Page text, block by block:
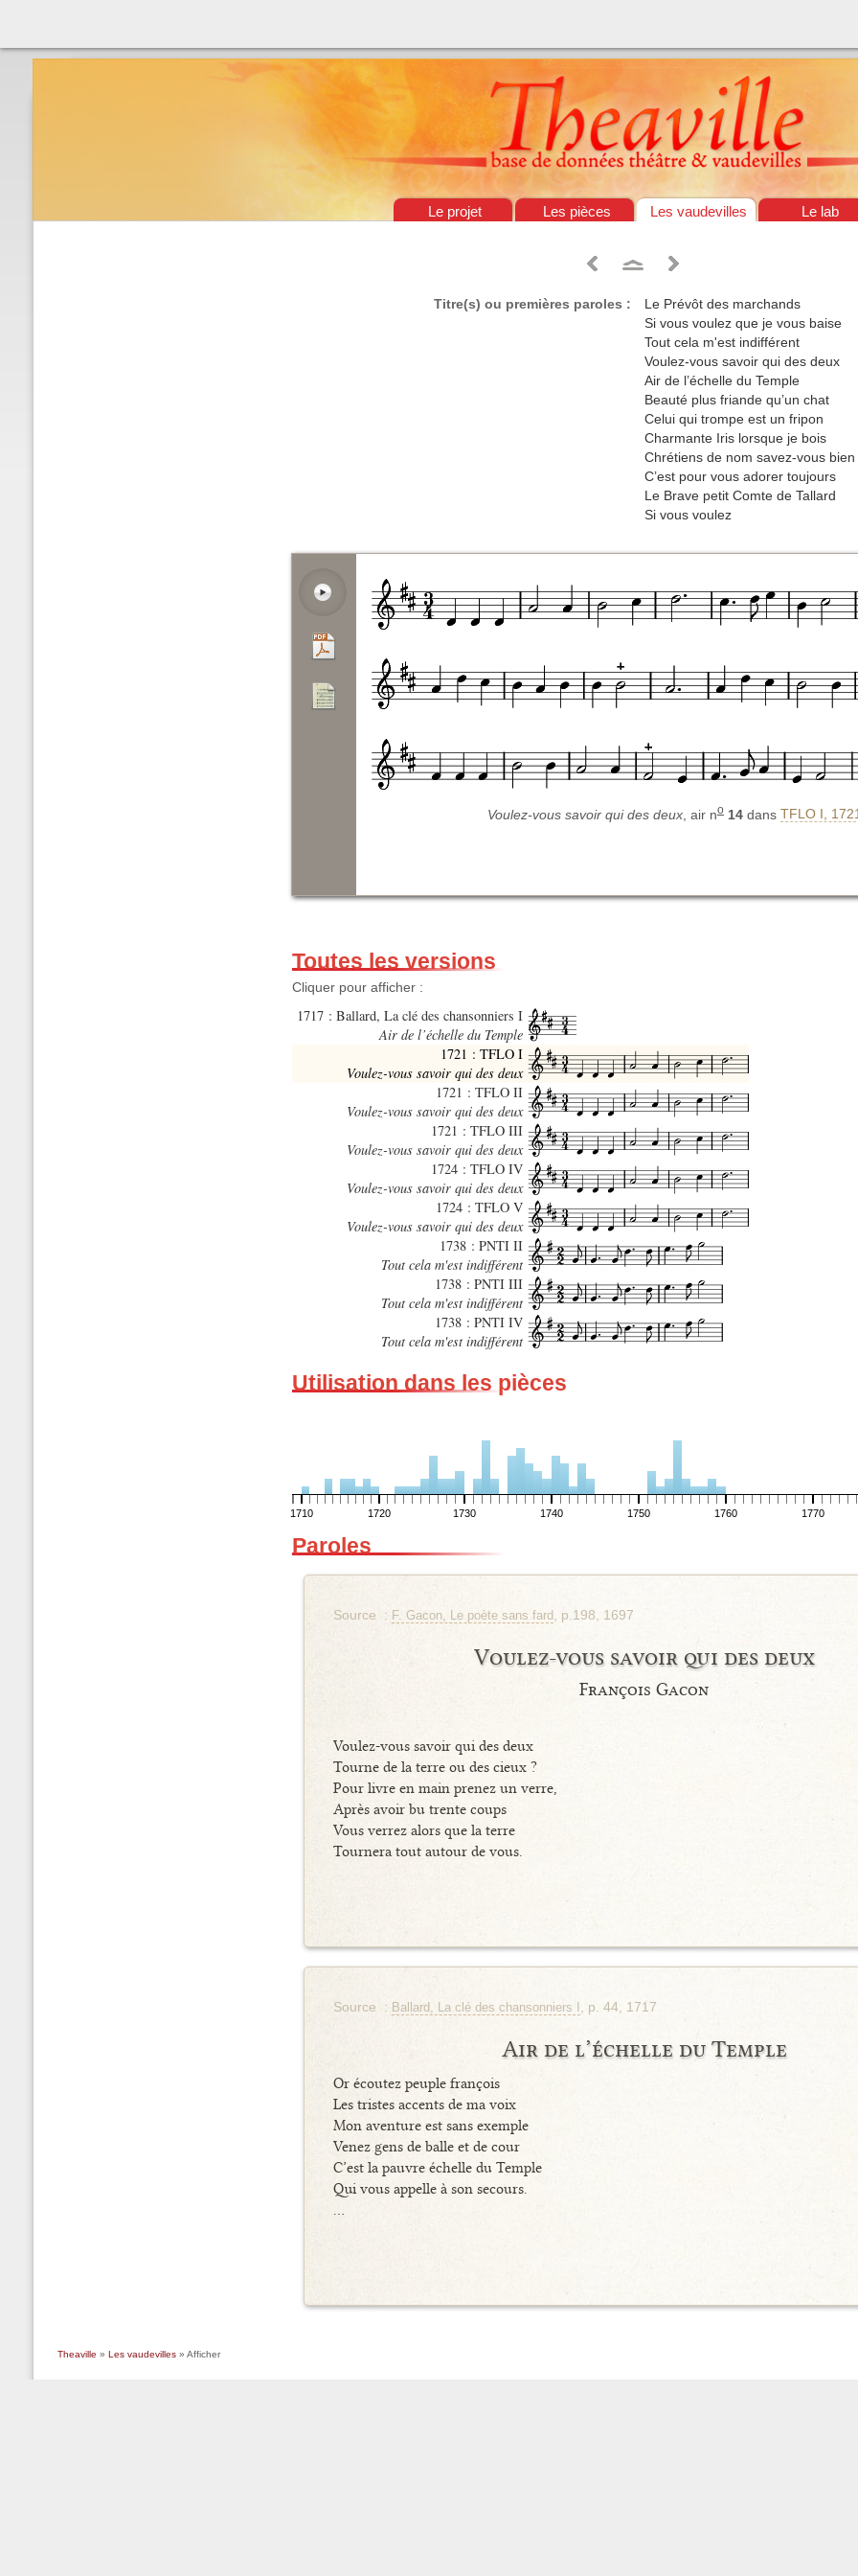
Théâtre & vaudevilles
Le projet Les pièces Les vaudevilles Le lab
Titre(s) ou premières paroles :
Le Prévôt des marchands
Si vous voulez que je vous baise
Tout cela m'est indifférent
Voulez-vous savoir qui des deux
Air de l’échelle du Temple
Beauté plus friande qu’un chat
Celui qui trompe est un fripon
Charmante Iris lorsque je bois
Chrétiens de nom savez-vous bien
C’est pour vous adorer toujours
Le Brave petit Comte de Tallard
Si vous voulez
Voulez-vous savoir qui des deux, air no 14dans TFLO I,
Toutes les versions
Cliquer pour afficher :
1717 : Ballard, La clé des chansonniers I
Air de l’échelle du Temple
1721 : TFLO I
Voulez-vous savoir qui des deux
1721 : TFLO II
Voulez-vous savoir qui des deux
1721 : TFLO III
Voulez-vous savoir qui des deux
1724 : TFLO IV
Voulez-vous savoir qui des deux
1724 : TFLO V
Voulez-vous savoir qui des deux
1738 : PNTI II
Tout cela m'est indifférent
1738 : PNTI III
Tout cela m'est indifférent
1738 : PNTI IV
Tout cela m'est indifférent
Utilisation dans les pièces
1710 1720 1730 1740 1750 1760 1770
Paroles
Source : F. Gacon, Le poète sans fard, p.198, 1697
Voulez-vous savoir qui des deux
François Gacon
Voulez-vous savoir qui des deux
Tourne de la terre ou des cieux ?
Pour livre en main prenez un verre,
Après avoir bu trente coups
Vous verrez alors que la terre
Tournera tout autour de vous.
Source : Ballard, La clé des chansonniers I , p. 44, 1717
Air de l’échelle du Temple
Or écoutez peuple françois
Les tristes accents de ma voix
Mon aventure est sans exemple
Venez gens de balle et de cour
C’est la pauvre échelle du Temple
Qui vous appelle à son secours.
…
Theaville » Les vaudevilles » Afficher